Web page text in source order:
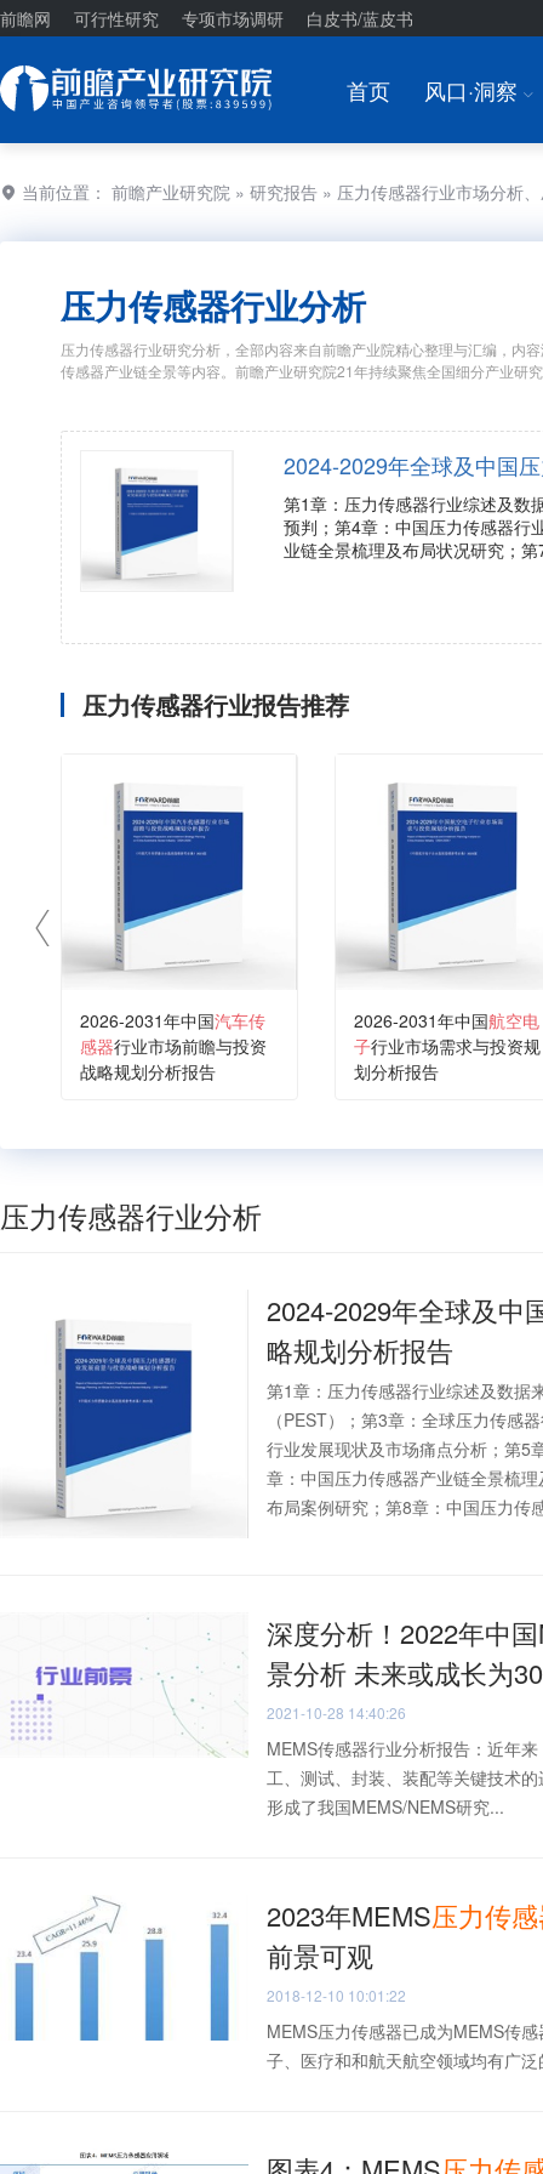
前瞻网 可行性研究 专项市场调研 白皮书/蓝皮书
首页 风口·洞察 I
当前位置： 前瞻产业研究院 » 研究报告 » 压力传感器行业市场分析
压力传感器行业分析
压力传感器行业研究分析，全部内容来自前瞻产业院精心整理与汇编，内
传感器产业链全景等内容。前瞻产业研究院21年持续聚焦全国细分产业研
2024-2029年全球及中国
第1章：压力传感器行业综述及数
预判；第4章：中国压力传感器行
业链全景梳理及布局状况研究；
压力传感器行业报告推荐
2026-2031年中国汽车传
感器行业市场前瞻与投资
战略规划分析报告
2026-2031年中国航空电
子行业市场需求与投资规
划分析报告
压力传感器行业分析
2024-2029年全球及中
略规划分析报告
第1章：压力传感器行业综述及数据
（PEST）；第3章：全球压力传感
行业发展现状及市场痛点分析；第5
章：中国压力传感器产业链全景梳
布局案例研究；第8章：中国压力传
深度分析！2022年中
景分析 未来或成长为
2021-10-28 14:40:26
MEMS传感器行业分析报告：近年
工、测试、封装、装配等关键技术
形成了我国MEMS/NEMS研究...
2023年MEMS压力传
前景可观
2018-12-10 10:01:22
MEMS压力传感器已成为MEMS传
子、医疗和和航天航空领域均有广